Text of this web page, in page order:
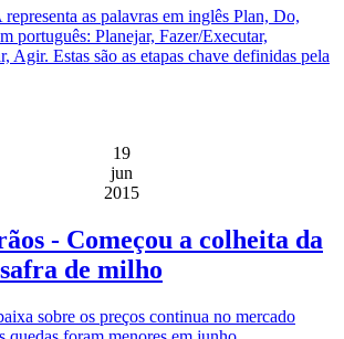
as palavras em inglês Plan, Do,
português: Planejar, Fazer/Executar,
Agir. Estas são as etapas chave definidas pela
19
jun
2015
- Começou a colheita da
de milho
sobre os preços continua no mercado